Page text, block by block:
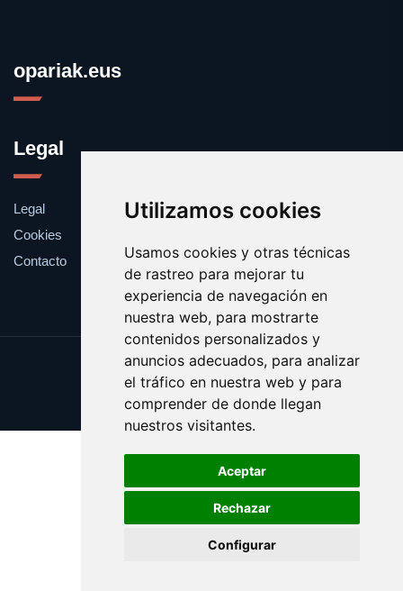
Utilizamos cookies
Usamos cookies y otras técnicas
de rastreo para mejorar tu
experiencia de navegación en
nuestra web, para mostrarte
contenidos personalizados y
anuncios adecuados, para analizar
el tráfico en nuestra web y para
comprender de donde llegan
nuestros visitantes.
Aceptar
Rechazar
Configurar
opariak.eus
Legal
Legal
Cookies
Contacto
Update cookies preferences
Copyright © 2026 opariak.eus